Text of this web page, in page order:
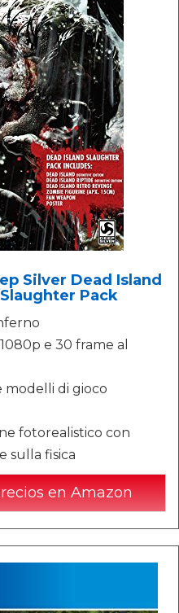
Silver Dead Island
Pack
e 30 frame al
modelli di gioco
fotorealistico con
sulla fisica
en Amazon